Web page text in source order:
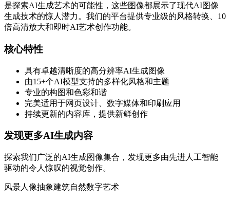
是探索AI生成艺术的可能性，这些图像都展示了现代AI图像
生成技术的惊人潜力。我们的平台提供专业级的风格转换、10
倍高清放大和即时AI艺术创作功能。
核心特性
具有卓越清晰度的高分辨率AI生成图像
由15+个AI模型支持的多样化风格和主题
专业的构图和色彩和谐
完美适用于网页设计、数字媒体和印刷应用
持续更新的内容库，提供新鲜创作
发现更多AI生成内容
探索我们广泛的AI生成图像集合，发现更多由先进人工智能
驱动的令人惊叹的视觉创作。
风景人像抽象建筑自然数字艺术